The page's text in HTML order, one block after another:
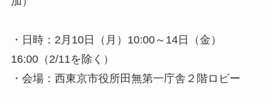
・日時：2月10日（月）10:00～14日（金）
16:00（2/11を除く）
・会場：西東京市役所田無第一庁舎２階ロビー